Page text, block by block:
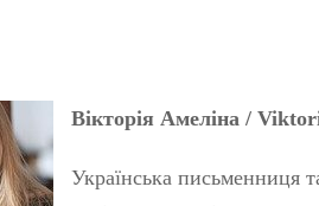
Вікторія Амеліна /
Українська письменниця